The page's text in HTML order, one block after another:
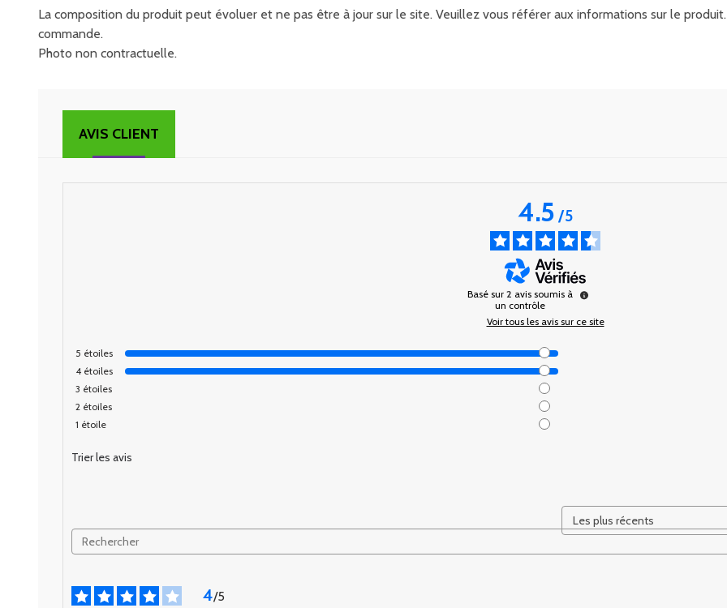
La composition du produit peut évoluer et ne pas être à jour sur le site. Veuillez vous référer aux informations sur le
commande.
Photo non contractuelle.
AVIS CLIENT
4.5/5
Basé sur 2 avis soumis à
un contrôle
Voir tous les avis sur ce site
5 étoiles
4 étoiles
3 étoiles
2 étoiles
1 étoile
Trier les avis
4/5